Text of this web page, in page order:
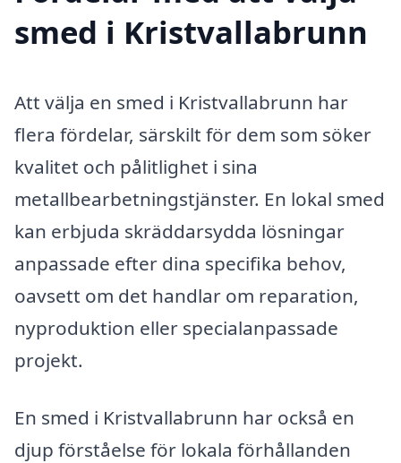
smed i Kristvallabrunn
Att välja en smed i Kristvallabrunn har
flera fördelar, särskilt för dem som söker
kvalitet och pålitlighet i sina
metallbearbetningstjänster. En lokal smed
kan erbjuda skräddarsydda lösningar
anpassade efter dina specifika behov,
oavsett om det handlar om reparation,
nyproduktion eller specialanpassade
projekt.
En smed i Kristvallabrunn har också en
djup förståelse för lokala förhållanden